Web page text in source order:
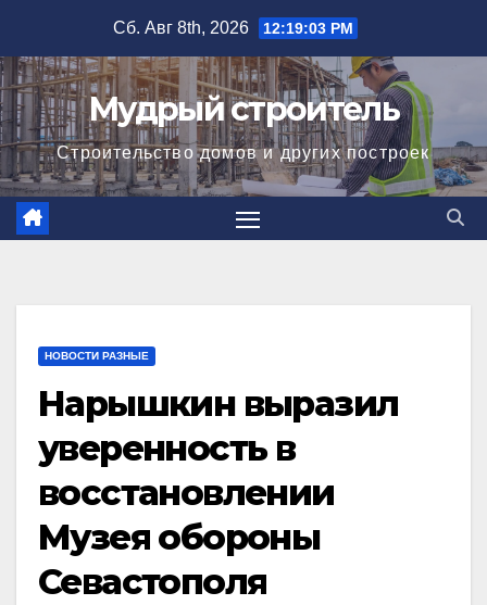
содержимому
Сб. Авг 8th, 2026 12:19:04 PM
Мудрый строитель
Строительство домов и других построек
НОВОСТИ РАЗНЫЕ
Нарышкин выразил
уверенность в
восстановлении
Музея обороны
Севастополя